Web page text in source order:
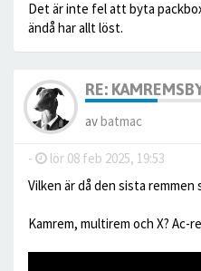
Det är inte fel att byta
ändå har allt löst.
RE:
avbatmac
- lör 08 feb 2025, 19:53
Vilken är då den sista remmen
Kamrem, multirem och X? Ac-